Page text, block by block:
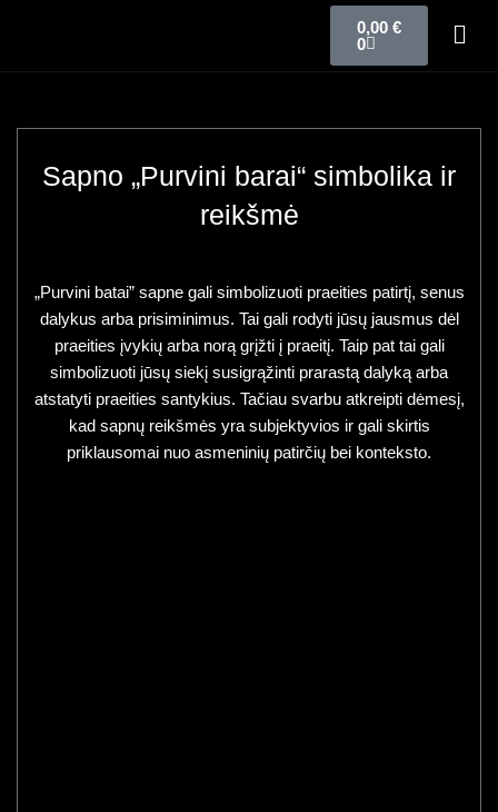
0,00 €
0
Sapno „Purvini barai“ simbolika ir
reikšmė
„Purvini batai” sapne gali simbolizuoti praeities patirtį, senus
dalykus arba prisiminimus. Tai gali rodyti jūsų jausmus dėl
praeities įvykių arba norą grįžti į praeitį. Taip pat tai gali
simbolizuoti jūsų siekį susigrąžinti prarastą dalyką arba
atstatyti praeities santykius. Tačiau svarbu atkreipti dėmesį,
kad sapnų reikšmės yra subjektyvios ir gali skirtis
priklausomai nuo asmeninių patirčių bei konteksto.